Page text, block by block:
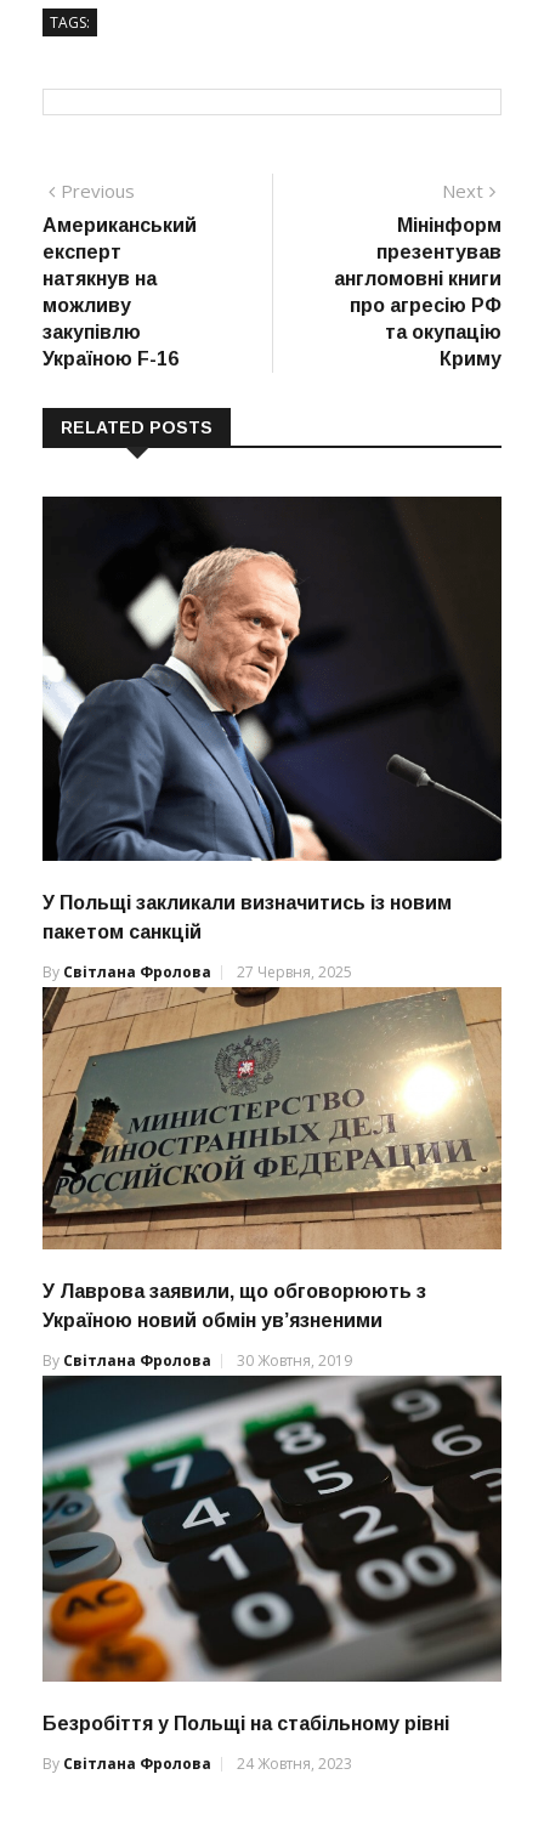
TAGS:
Навігація
записів
Previous
post:
Американський
експерт
натякнув на
можливу
закупівлю
Україною F-16
Next
Мінінформ
презентував
англомовні книги
про агресію РФ
та окупацію
Криму
RELATED POSTS
У Польщі закликали визначитись із новим
пакетом санкцій
By Світлана Фролова 27 Червня, 2025
У Лаврова заявили, що обговорюють з
Україною новий обмін ув’язненими
By Світлана Фролова 30 Жовтня, 2019
Безробіття у Польщі на стабільному рівні
By Світлана Фролова 24 Жовтня, 2023